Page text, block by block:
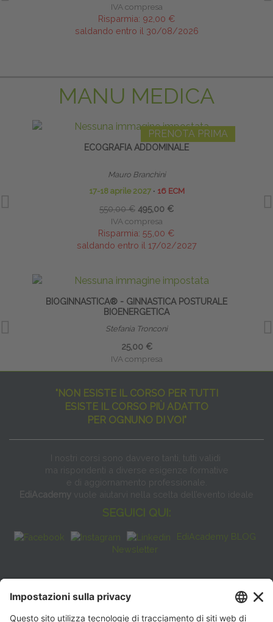
IVA compresa
Risparmia: 92,00 €
saldando entro il 30/08/2026
MANU MEDICA
PRENOTA PRIMA
ECOGRAFIA ADDOMINALE
Mauro Branchini
17-18 aprile 2027 ∙ 16 ECM
550,00 € 495,00 €
IVA compresa
Risparmia: 55,00 €
saldando entro il 17/02/2027
BIOGINNASTICA® - GINNASTICA POSTURALE
BIOENERGETICA
Stefania Tronconi
25,00 €
IVA compresa
"NON ESISTE IL CORSO PER TUTTI
ESISTE IL CORSO PIÙ ADATTO
PER OGNUNO DI VOI"
I nostri corsi sono davvero tanti, tutti validi
ma rispondenti a diverse esigenze formative
e di aggiornamento professionale.
EdiAcademy vuole aiutarvi nella scelta dell’evento ideale
SEGUICI QUI:
EdiAcademy BLOG
Newsletter
FAQ